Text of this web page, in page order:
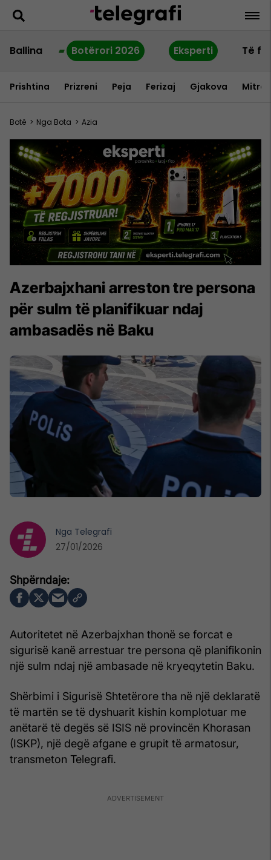
Ballina Botërori 2026 Eksperti Të
Prishtina Prizreni Peja Ferizaj Gjakova
Botë > Nga Bota > Azia
Azerbajxhani arreston tre persona
për sulm të planifikuar ndaj
ambasadës në Baku
Autoritetet në Azerbajxhan thonë se forcat e
sigurisë kanë arrestuar tre persona që planifikonin
një sulm ndaj një ambasade në kryeqytetin Baku.
Shërbimi i Sigurisë Shtetërore tha në një deklaratë
të martën se të dyshuarit kishin komplotuar me
anëtarë të degës së ISIS në provincën Khorasan
(ISKP), një degë afgane e grupit të armatosur,
transmeton Telegrafi.
Nga Telegrafi
27/01/2026